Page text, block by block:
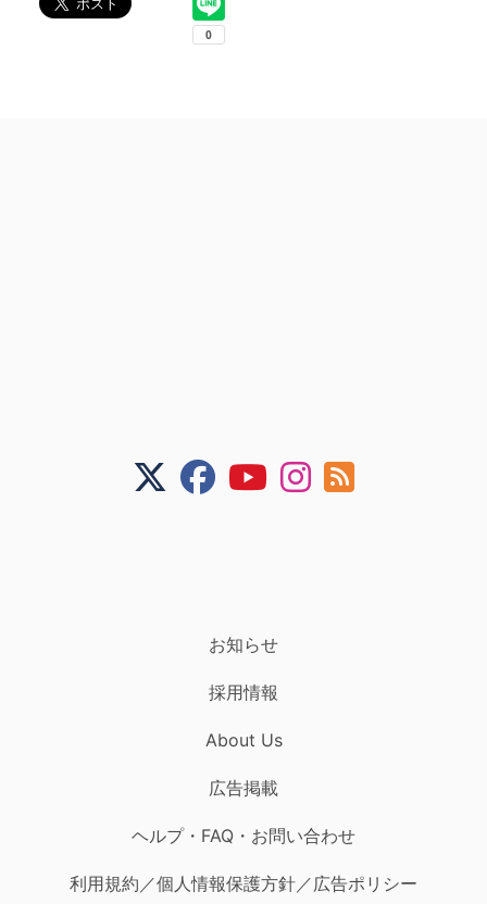
お知らせ
採用情報
About Us
広告掲載
ヘルプ・FAQ・お問い合わせ
利用規約／個人情報保護方針／広告ポリシー